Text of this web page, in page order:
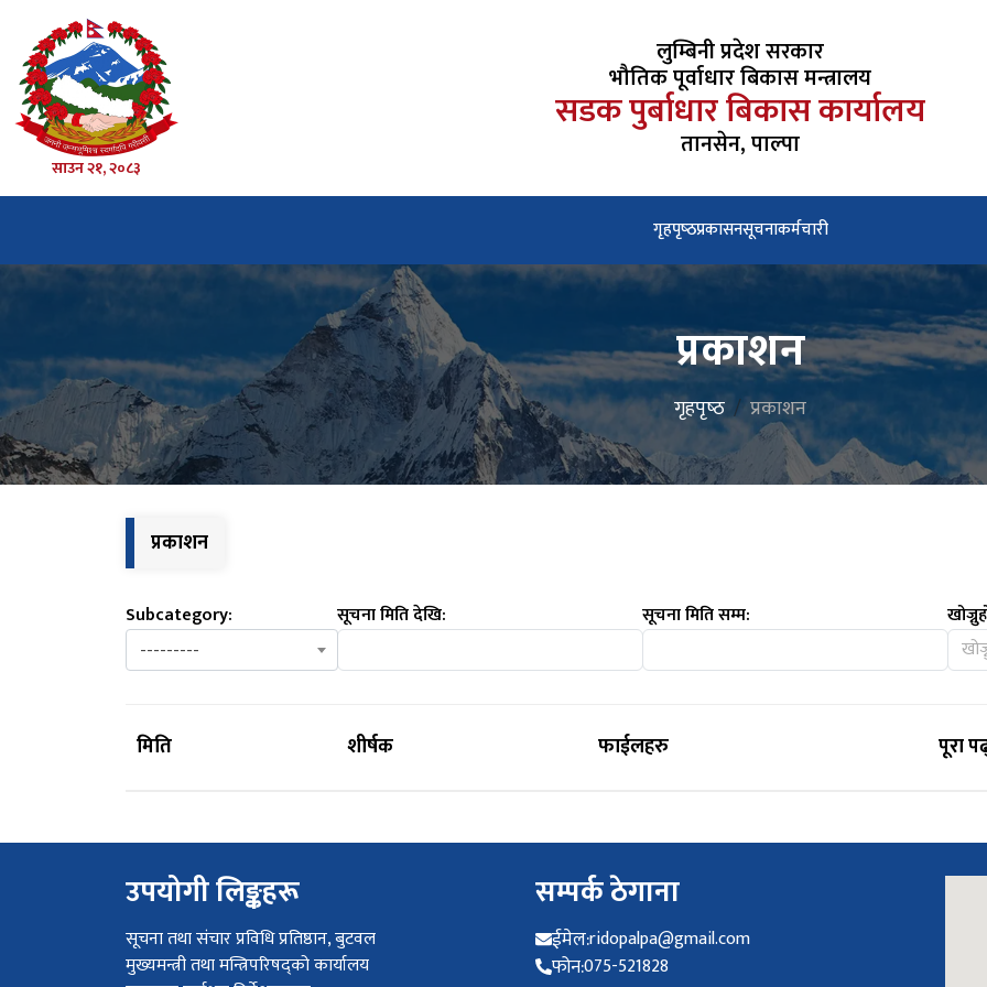
साउन २१, २०८३
लुम्बिनी प्रदेश सरकार
भौतिक पूर्वाधार बिकास मन्त्रालय
सडक पुर्बाधार बिकास कार्यालय
तानसेन, पाल्पा
गृहपृष्‍ठप्रकासनसूचनाकर्मचारी
प्रकाशन
गृहपृष्‍ठ प्रकाशन
प्रकाशन
Subcategory:
---------
सूचना मिति देखि: सूचना मिति सम्म:
मिति शीर्षक फाईलहरु पूरा
उपयोगी लिङ्कहरू
सूचना तथा संचार प्रविधि प्रतिष्ठान, बुटवल
मुख्यमन्त्री तथा मन्त्रिपरिषद्को कार्यालय
सम्पर्क ठेगाना
ईमेल:ridopalpa@gmail.com
फोन:075-521828